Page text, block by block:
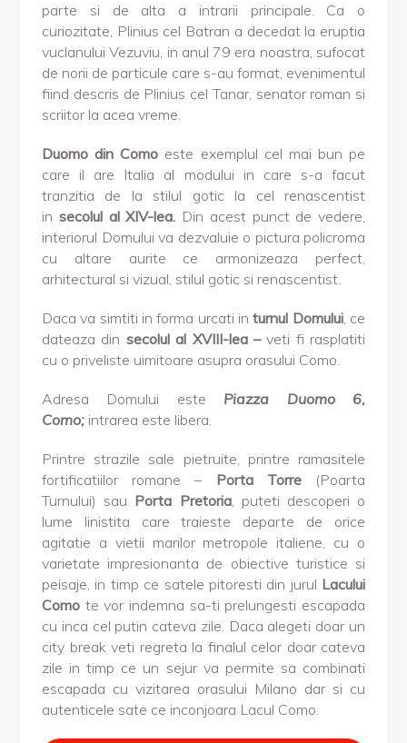
parte si de alta a intrarii principale. Ca o
curiozitate, Plinius cel Batran a decedat la eruptia
vuclanului Vezuviu, in anul 79 era noastra, sufocat
de norii de particule care s-au format, evenimentul
fiind descris de Plinius cel Tanar, senator roman si
scriitor la acea vreme.
Duomo din Como este exemplul cel mai bun pe
care il are Italia al modului in care s-a facut
tranzitia de la stilul gotic la cel renascentist
in secolul al XIV-lea. Din acest punct de vedere,
interiorul Domului va dezvaluie o pictura policroma
cu altare aurite ce armonizeaza perfect,
arhitectural si vizual, stilul gotic si renascentist.
Daca va simtiti in forma urcati inturnul Domului, ce
dateaza din secolul al XVIII-lea –veti fi rasplatiti
cu o priveliste uimitoare asupra orasului Como.
Adresa Domului este Piazza Duomo 6,
Como; intrarea este libera.
Printre strazile sale pietruite, printre ramasitele
fortificatiilor romane – Porta Torre(Poarta
Turnului) sau Porta Pretoria, puteti descoperi o
lume linistita care traieste departe de orice
agitatie a vietii marilor metropole italiene, cu o
varietate impresionanta de obiective turistice si
peisaje, in timp ce satele pitoresti din jurul Lacului
Como te vor indemna sa-ti prelungesti escapada
cu inca cel putin cateva zile. Daca alegeti doar un
city break veti regreta la finalul celor doar cateva
zile in timp ce un sejur va permite sa combinati
escapada cu vizitarea orasului Milano dar si cu
autenticele sate ce inconjoara Lacul Como.